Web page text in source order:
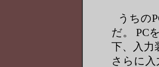
うちの
だ。 PC
下、入力
さらに入